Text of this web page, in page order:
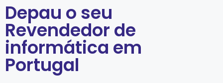
Depau o seu
Revendedor de
informática em
Portugal